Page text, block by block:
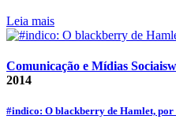
Leia mais
Comunicação e Mídias Sociais
2014
#indico: O blackberry de Hamlet,